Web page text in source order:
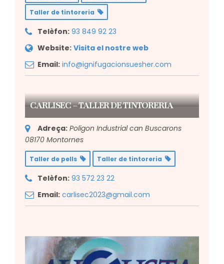
Taller de tintoreria
Telèfon: 93 849 92 23
Website: Visita el nostre web
Email: info@ignifugacionsuesher.com
CARLISEC – TALLER DE TINTORERIA
Adreça: Poligon Industrial can Buscarons
08170 Montornes
Taller de pells Taller de tintoreria
Telèfon: 93 572 23 22
Email: carlisec2023@gmail.com